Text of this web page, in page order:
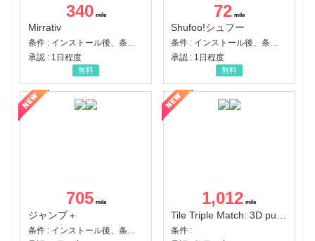
340
Mirrativ
条件 : インストール後、条件達成
承認 : 1日程度
無料
72
Shufoo!シュフー
条件 : インストール後、条件達成
承認 : 1日程度
無料
705
ジャンプ＋
1,012
条件 :